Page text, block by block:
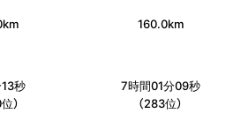
160.0km
秒
）
7時間01分09秒
（283位）